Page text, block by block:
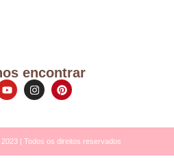
encontrar
| Todos os direitos reservados